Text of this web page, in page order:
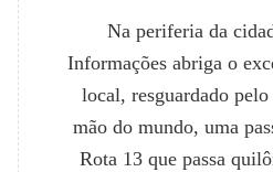
Na periferia da
Informações abriga o
local, resguardado
mão do mundo, uma
Rota 13 que passa